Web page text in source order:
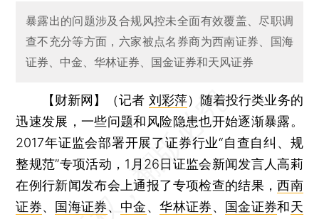
暴露出的问题涉及合规风控未全面有效覆盖、尽职调
查不充分等方面，六家被点名券商为西南证券、国海
证券、中金、华林证券、国金证券和天风证券
【财新网】（记者 刘彩萍） 随着投行类业务的
迅速发展，一些问题和风险隐患也开始逐渐暴露。
2017年证监会部署开展了证券行业“自查自纠、规
整规范”专项活动，1月26日证监会新闻发言人高莉
在例行新闻发布会上通报了专项检查的结果，西南
证券、 国海证券、 中金、华林证券、 国金证券和天